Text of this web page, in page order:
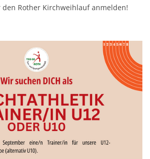
Rother Kirchweihlauf anmelden!